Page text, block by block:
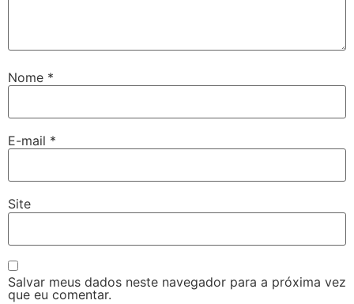
Nome *
E-mail *
Site
Salvar meus dados neste navegador para a próxima vez
que eu comentar.